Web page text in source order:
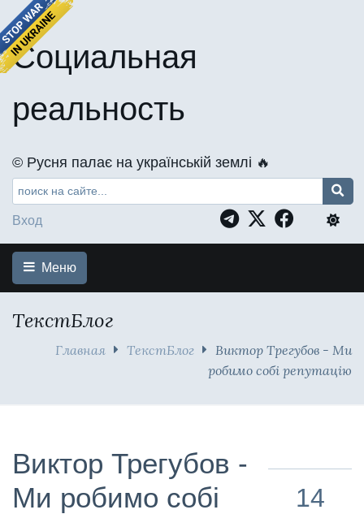
Социальная
реальность
©️ Русня палає на українській землі 🔥
Вход
Меню
ТекстБлог
Главная ТекстБлог
Виктор Трегубов - Ми
робимо собі репутацію
Виктор Трегубов -
Ми робимо собі
14